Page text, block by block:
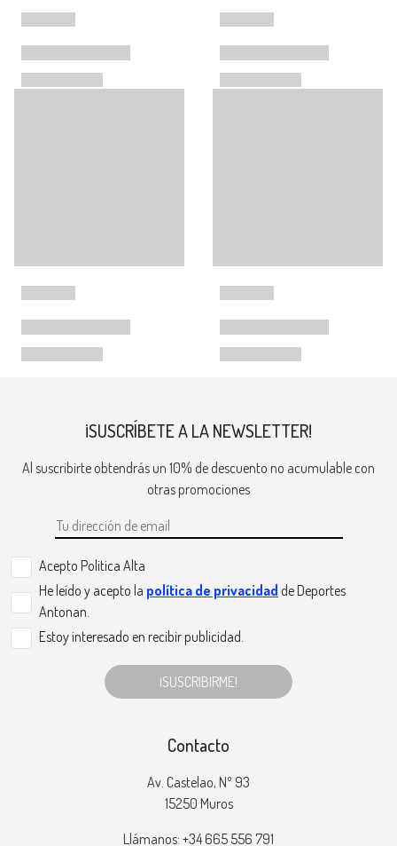
¡SUSCRÍBETE A LA NEWSLETTER!
Al suscribirte obtendrás un 10% de descuento no acumulable con
otras promociones
Acepto Politica Alta
He leído y acepto la política de privacidad de Deportes
Antonan.
Estoy interesado en recibir publicidad.
¡SUSCRIBIRME!
Contacto
Av. Castelao, Nº 93
15250 Muros
Llámanos: +34 665 556 791